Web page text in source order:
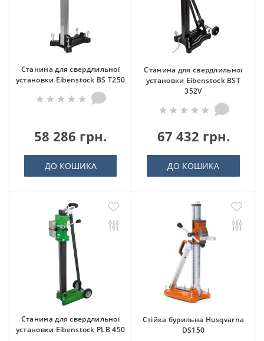
Станина для свердлильної
установки Eibenstock BS T250
58 286 грн.
ДО КОШИКА
Станина для свердлильної
установки Eibenstock BST
352V
67 432 грн.
ДО КОШИКА
Станина для свердлильної
установки Eibenstock PLB 450
Стійка бурильна Husqvarna
DS150